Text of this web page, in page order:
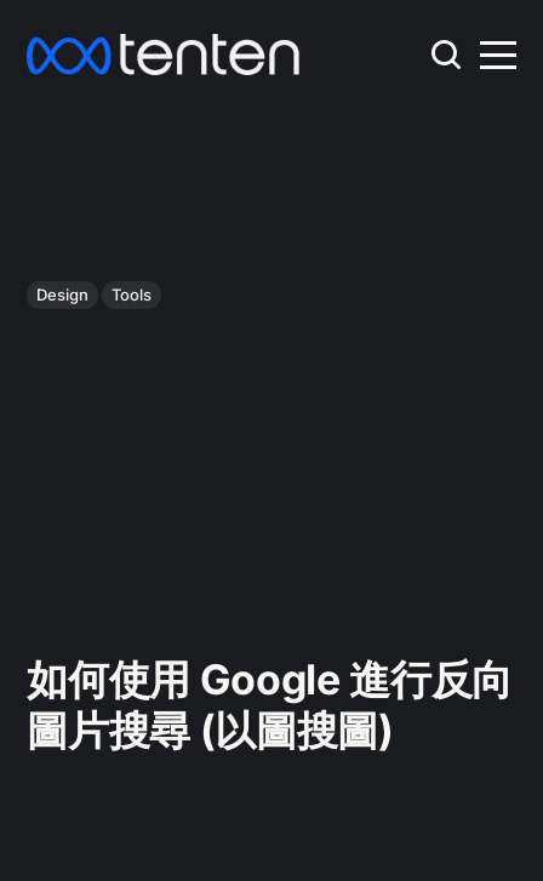
Design Tools
如何使用 Google 進行反向
圖片搜尋 (以圖搜圖)